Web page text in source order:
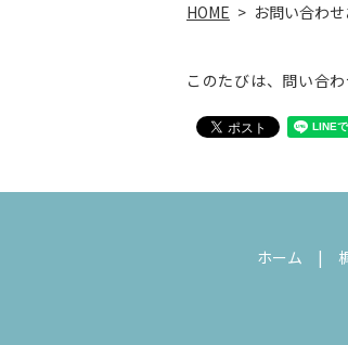
HOME お問い合わ
このたびは、問い合
ホーム